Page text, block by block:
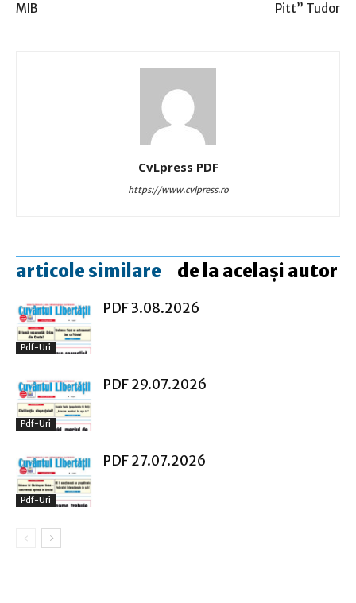
MIB
Pitt” Tudor
CvLpress PDF
https://www.cvlpress.ro
articole similare de la același autor
Pdf-Uri
PDF 3.08.2026
Pdf-Uri
PDF 29.07.2026
Pdf-Uri
PDF 27.07.2026